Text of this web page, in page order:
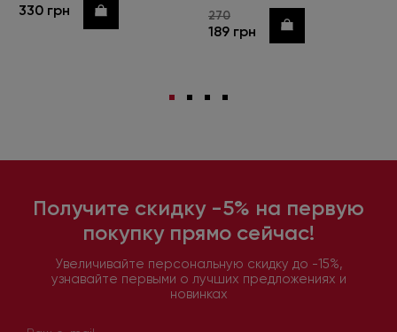
330 грн Купить 270
189 грн Купить
Получите скидку -5% на первую
покупку прямо сейчас!
Увеличивайте персональную скидку до -15%,
узнавайте первыми о лучших предложениях и
новинках